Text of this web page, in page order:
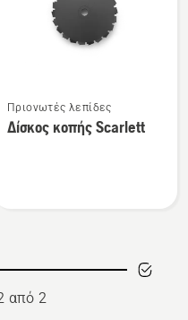
περισσότερες
λεπτομέρειες
Πριονωτές λεπίδες
Δίσκος κοπής Scarlett
από 2